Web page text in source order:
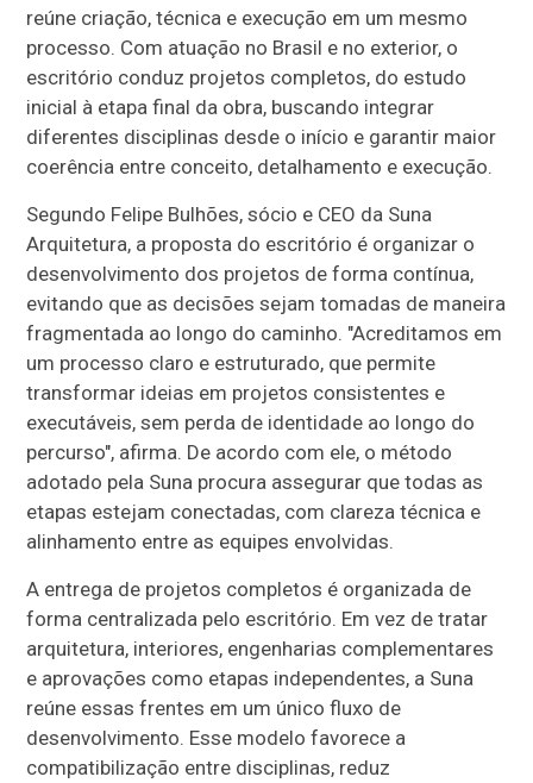
reúne criação, técnica e execução em um mesmo
processo. Com atuação no Brasil e no exterior, o
escritório conduz projetos completos, do estudo
inicial à etapa final da obra, buscando integrar
diferentes disciplinas desde o início e garantir maior
coerência entre conceito, detalhamento e execução.
Segundo Felipe Bulhões, sócio e CEO da Suna
Arquitetura, a proposta do escritório é organizar o
desenvolvimento dos projetos de forma contínua,
evitando que as decisões sejam tomadas de maneira
fragmentada ao longo do caminho. "Acreditamos em
um processo claro e estruturado, que permite
transformar ideias em projetos consistentes e
executáveis, sem perda de identidade ao longo do
percurso", afirma. De acordo com ele, o método
adotado pela Suna procura assegurar que todas as
etapas estejam conectadas, com clareza técnica e
alinhamento entre as equipes envolvidas.
A entrega de projetos completos é organizada de
forma centralizada pelo escritório. Em vez de tratar
arquitetura, interiores, engenharias complementares
e aprovações como etapas independentes, a Suna
reúne essas frentes em um único fluxo de
desenvolvimento. Esse modelo favorece a
compatibilização entre disciplinas, reduz